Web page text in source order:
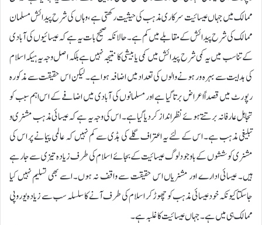
ممالک میں جہاں عیسائیت سرکاری مذہب کی حیثیت رکھتی ہے، وہاں کی شرح پیدائش مسلمان
ممالک کی شرح پیدائش کے مقابلے میں کم ہے۔ حالانکہ صحیح بات یہ ہے کہ عیسائیوں کی آبادی
کے تناسب میں یہ کمی شرح پیدائش میں کمی یا بیشی کا نتیجہ نہیں ہے بلکہ اصل وجہ یہ ہیکہ اسلام
کی ہدایت سے بہرہ ور ہونے والوں کی تعداد میں اضافہ ہوا ہے۔ لیکن اس حقیقت سے مذکورہ
رپورٹ میں قصداً اعراض برتا گیا ہے اور مسلمانوں کی آبادی میں اضافے کے اس اہم سبب کو
تجاہل عارفانہ برتتے ہوئے نظر انداز کر دیا گیا ہے۔ اس کی وجہ یہ ہے کہ عیسائی مذہب مشنری و
تبلیغی مذہب ہے۔ اس کے لئے یہ اعتراف گلے کی ہڈی سے کم نہیں کہ عالمی پیمانے پر اس کی
مشنری کوششوں کے باوجود لوگ عیسائیت کے بجائے اسلام کی طرف زیادہ تیزی سے جارہے
ہیں۔ عیسائی ادارے اور مشنریاں اس حقیقت سے واقف نہ ہوں۔ اسے بھی تسلیم نہیں کیا
جاسکتا کیونکہ خود عیسائی مذہب کو چھوڑ کر اسلام کی طرف آنے کا سلسلہ سب سے زیادہ یوروپی
ممالک ہی میں ہے۔ جہاں عیسائیت کا غلبہ ہے۔